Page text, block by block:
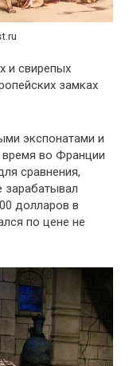
и свирепых
замках
экспонатами и
время во Франции
сравнения,
зарабатывал
долларов в
по цене не